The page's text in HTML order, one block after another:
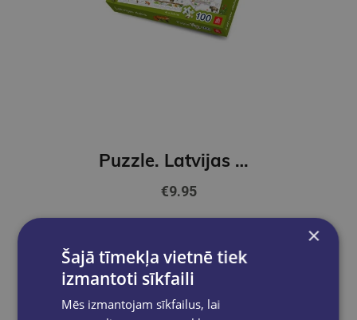
Puzzle. Latvijas daba
€9.95
×
Šajā tīmekļa vietnē tiek
izmantoti sīkfaili
Mēs izmantojam sīkfailus, lai